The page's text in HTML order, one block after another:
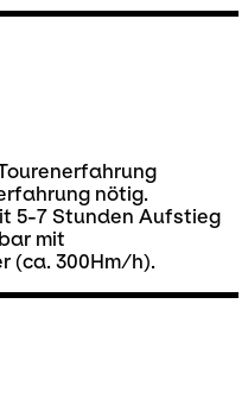
nötig.
5-7 Stunden Aufstieg
mit
(ca. 300Hm/h).